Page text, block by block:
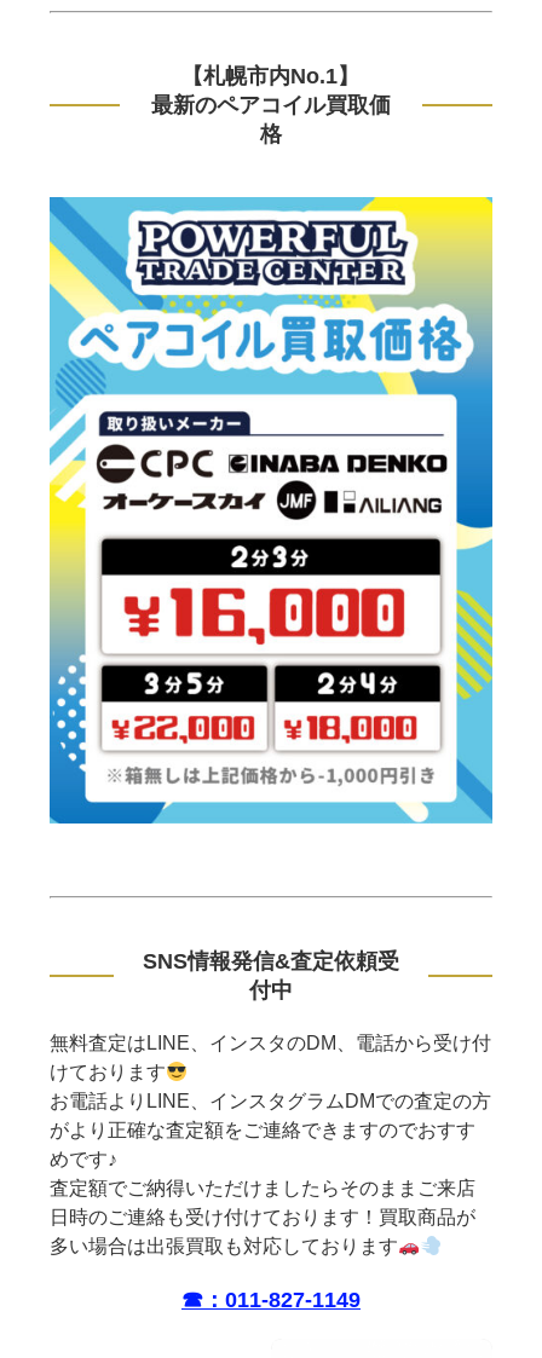
【札幌市内No.1】
最新のペアコイル買取価
格
SNS情報発信&査定依頼受
付中
無料査定はLINE、インスタのDM、電話から受け付
けております
お電話よりLINE、インスタグラムDMでの査定の方
がより正確な査定額をご連絡できますのでおすす
めです♪
査定額でご納得いただけましたらそのままご来店
日時のご連絡も受け付けております！買取商品が
多い場合は出張買取も対応しております
☎︎：011-827-1149